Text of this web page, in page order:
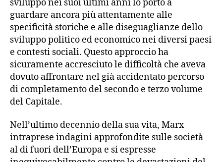
sviluppò nei suoi ultimi anni lo portò a
guardare ancora più attentamente alle
specificità storiche e alle diseguaglianze dello
sviluppo politico ed economico nei diversi paesi
e contesti sociali. Questo approccio ha
sicuramente accresciuto le difficoltà che aveva
dovuto affrontare nel già accidentato percorso
di completamento del secondo e terzo volume
del Capitale.
Nell’ultimo decennio della sua vita, Marx
intraprese indagini approfondite sulle società
al di fuori dell’Europa e si espresse